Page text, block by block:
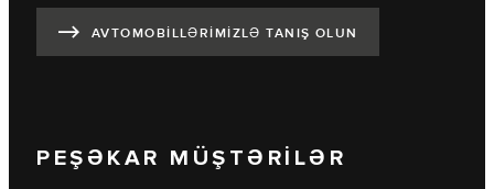
AVTOMOBILLƏRIMIZLƏ TANIŞ OLUN
PEŞƏKAR MÜŞTƏRİLƏR